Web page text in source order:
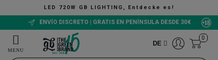
LIGHTING, Entdecke es!
ENVÍO DISCRETO | GRATIS EN PENÍNSULA DESDE 30€
DE
0